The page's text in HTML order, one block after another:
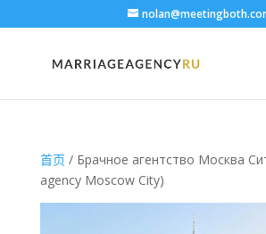
首页 / Брачное агентство Москва
agency Moscow City)